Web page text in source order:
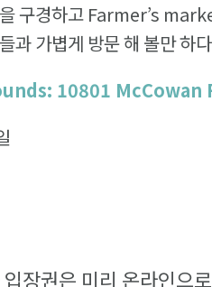
구경하고 Farmer’s
과 가볍게 방문 해 볼만 하
10801 McCowan
장권은 미리 온라인으